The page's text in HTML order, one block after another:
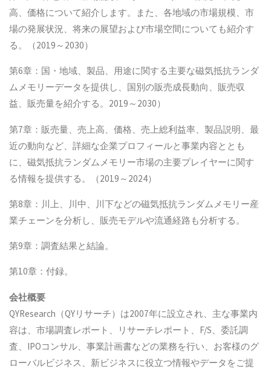
高、価格について紹介します。また、各地域の市場規模、市
場の発展状況、将来の展望および市場空間についても紹介す
る。（2019～2030）
第6章：国・地域、製品、用途に関する主要な磁気抵抗ランダ
ムメモリーデータを提供し、国別の販売成長動向、販売収
益、販売量を紹介する。2019～2030）
第7章：販売量、売上高、価格、売上総利益率、製品説明、最
近の動向など、詳細な企業プロフィールと事業内容ととも
に、磁気抵抗ランダムメモリー市場の主要プレイヤーに関す
る情報を提供する。（2019～2024）
第8章：川上、川中、川下などの磁気抵抗ランダムメモリー産
業チェーンを分析し、販売モデルや流通経路も分析する。
第9章：調査結果と結論。
第10章：付録。
会社概要
QYResearch（QYリサーチ）は2007年に設立され、主な事業内
容は、市場調査レポート、リサーチレポート、F/S、委託調
査、IPOコンサル、事業計画書などの業務を行い、お客様のグ
ローバルビジネス、新ビジネスに役立つ情報やデータをご提